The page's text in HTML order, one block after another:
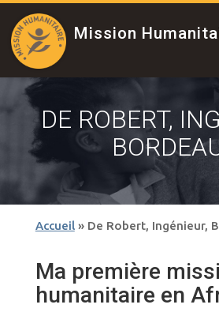
Mission
DE ROBERT,
Accueil» De Robert, Ingénieur,
Ma première
humanitaire en